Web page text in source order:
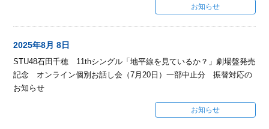
お知らせ
2025年8月 8日
STU48石田千穂 11thシングル「地平線を見ているか？」劇場盤発売
記念 オンライン個別お話し会（7月20日）一部中止分 振替対応の
お知らせ
お知らせ